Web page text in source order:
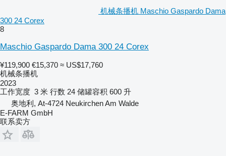
机械条播机 Maschio Gaspardo Dama
300 24 Corex
8
Maschio Gaspardo Dama 300 24 Corex
¥119,900 €15,370 ≈ US$17,760
机械条播机
2023
工作宽度 3 米 行数 24 储罐容积 600 升
奥地利, At-4724 Neukirchen Am Walde
E-FARM GmbH
联系卖方